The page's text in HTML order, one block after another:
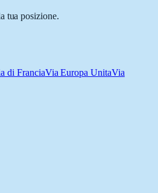
tua posizione.
di FranciaVia Europa UnitaVia